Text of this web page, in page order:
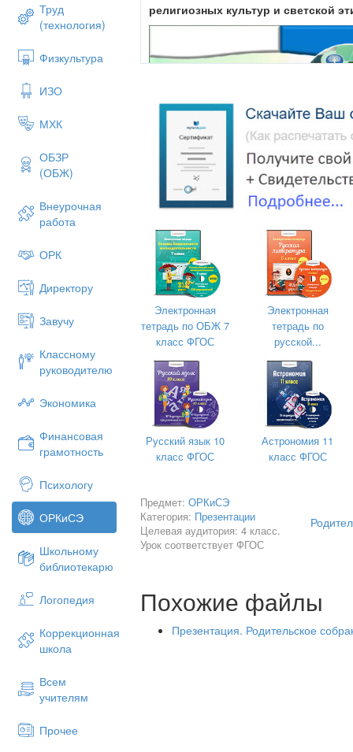
Труд
(технология)
Физкультура
ИЗО
МХК
ОБЗР
(ОБЖ)
Внеурочная
работа
ОРК
Директору
Завучу
Классному
руководителю
Экономика
Финансовая
грамотность
Психологу
ОРКиСЭ
Школьному
библиотекарю
Логопедия
Коррекционная
школа
Всем
учителям
Прочее
религиозных культур и светской
Курс состоит из 6 модулей:
Электронная
тетрадь по ОБЖ 7
класс ФГОС
Электронная
тетрадь по
русской...
Русский язык 10
класс ФГОС
Астрономия 11
класс ФГОС
Предмет:ОРКиСЭ
Категория: Презентации
Целевая аудитория: 4 класс.
Урок соответствует ФГОС
Похожие файлы
Презентация. Родительское